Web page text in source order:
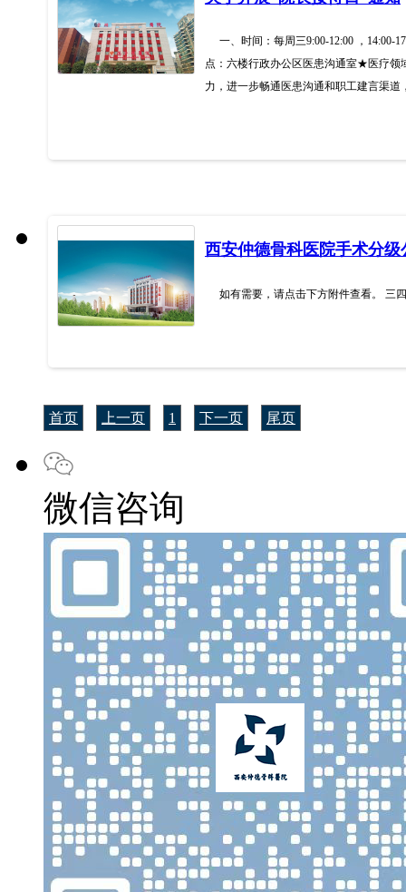
一、时间：每周三9:00-12:00 ，14:00-
点：六楼行政办公区医患沟通室★医疗领
力，进一步畅通医患沟通和职工建言渠
西安仲德骨科医院手术分级
如有需要，请点击下方附件查看。 三
首页 上一页 1 下一页 尾页
微信咨询